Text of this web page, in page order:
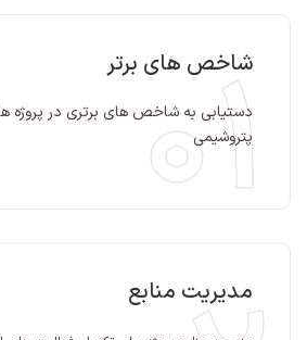
شاخص های برتر
دستیابی به شاخص های برتری در پروژه
پتروشیمی
01
مدیریت منابع